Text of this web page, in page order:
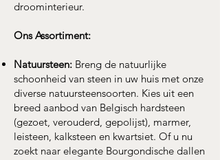
droominterieur.
Ons Assortiment:
Natuursteen: Breng de natuurlijke
schoonheid van steen in uw huis met onze
diverse natuursteensoorten. Kies uit een
breed aanbod van Belgisch hardsteen
(gezoet, verouderd, gepolijst), marmer,
leisteen, kalksteen en kwartsiet. Of u nu
zoekt naar elegante Bourgondische dallen